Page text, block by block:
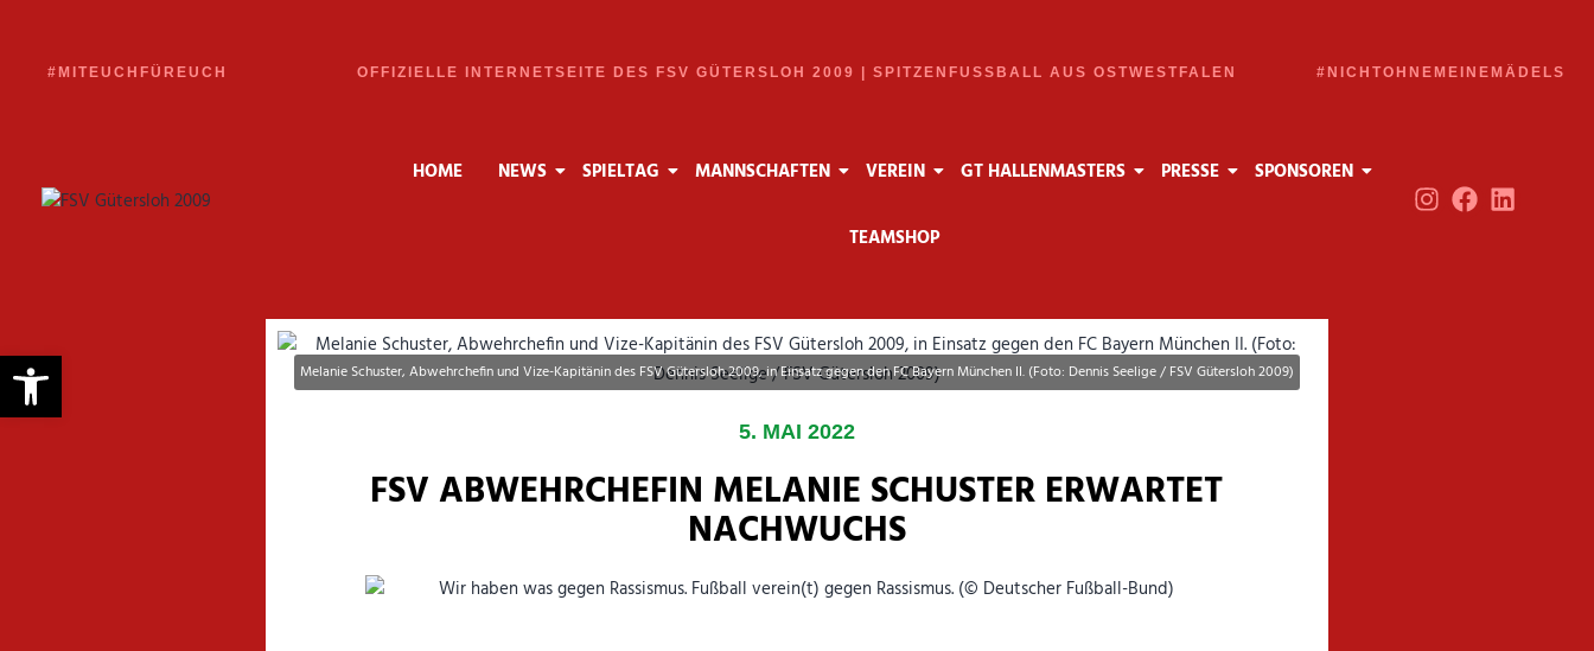
#MITEUCHFÜREUCH OFFIZIELLE INTERNETSEITE DES FSV GÜTERSLOH 2009 | SPITZENFUSSBALL AUS OSTWESTFALEN #NICHTOHNEMEINEMÄDELS
HOME NEWS SPIELTAG MANNSCHAFTEN VEREIN GT HALLENMASTERS PRESSE SPONSOREN
TEAMSHOP
Melanie Schuster, Abwehrchefin und Vize-Kapitänin des FSV Gütersloh 2009, in Einsatz gegen den FC Bayern München II. (Foto: Dennis Seelige / FSV Gütersloh 2009)
5. MAI 2022
FSV ABWEHRCHEFIN MELANIE SCHUSTER ERWARTET
NACHWUCHS
Werkzeugleiste öffnen